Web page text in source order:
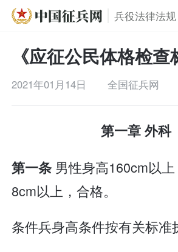
兵役法律法规
《应征公民体格检
2021年01月14日 全国征兵网
第一章 外科
第一条 男性身高160cm以
8cm以上，合格。
条件兵身高条件按有关标准